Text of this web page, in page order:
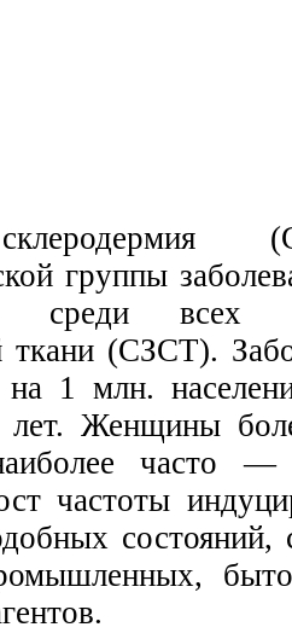
группы
среди всех
ткани (СЗСТ).
на 1 млн.
лет. Женщины
часто —
частоты
состояний,